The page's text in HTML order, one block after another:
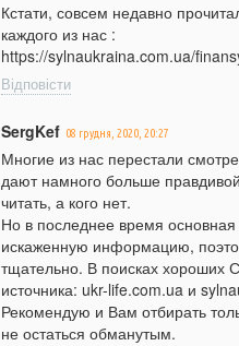
Кстати, совсем недавно
каждого из нас :
https://sylnaukraina.com.ua/
Відповісти
SergKef 08 грудня, 2020, 20:27
Многие из нас перестали
дают намного больше
читать, а кого нет.
Но в последнее время основная
искаженную информацию,
тщательно. В поисках хороших
источника: ukr-life.com.ua и
Рекомендую и Вам отбирать
не остаться обманутым.